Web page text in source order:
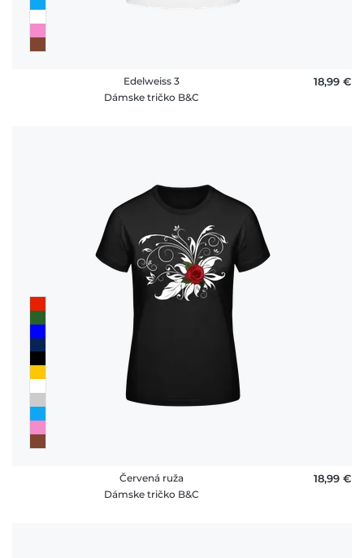
Edelweiss 3
Dámske tričko B&C
18,99 €
Červená ruža
Dámske tričko B&C
18,99 €